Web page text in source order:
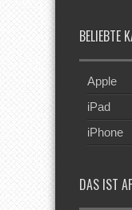
BELIEBTE
Apple
iPad
iPhone
DAS IST